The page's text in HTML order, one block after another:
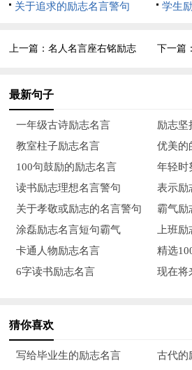
18.沧海一声笑，滔滔两岸潮。
19.犯强汉者，虽远必诛。
20.不见五陵豪杰墓，无花无酒锄作
21.群山万壑赴荆门，生长林彪尚有
22.千磨万击还坚劲，任尔东南西北
23.人生在世不称意，明朝散发弄扁
24.黄沙百战穿金甲，不破楼兰终不
25.锦江春色来天地，玉垒浮云变古
1、黄沙百战穿金甲，不破楼兰终不
2、沧海一声笑，滔滔两岸潮。
关于追求的励志名言警句
学生
上一篇：名人名言座右铭励志 下一篇：
最新句子
一年级古诗励志名言
励志坚
教室柱子励志名言
优美的
100句鼓励的励志名言
年轻时
读书励志理想名言警句
表示励
关于孝敬或励志的名言警句
霸气励
涂磊励志名言短句霸气
上班励
卡通人物励志名言
精选
6字读书励志名言
现在将
猜你喜欢
写给毕业生的励志名言
古代的